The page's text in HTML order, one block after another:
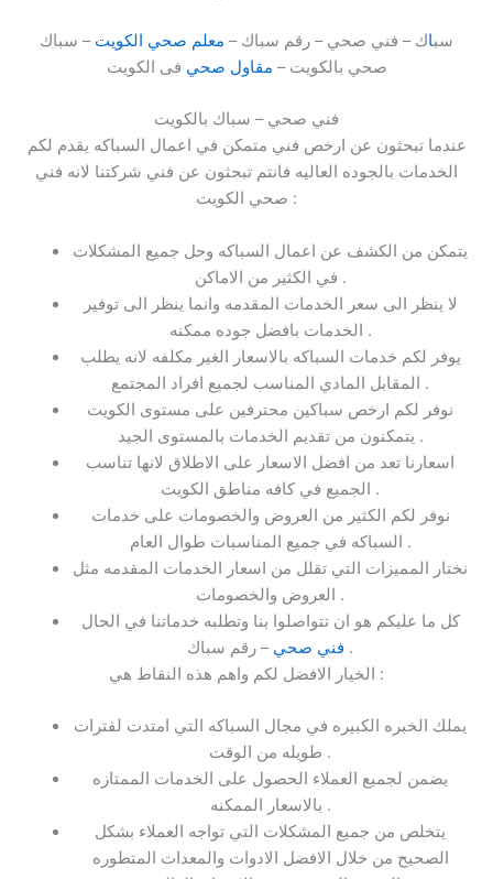
سباك – فني صحي – رقم سباك – معلم صحي الكويت – سباك
صحي بالكويت – مقاول صحي فى الكويت
فني صحي – سباك بالكويت
عندما تبحثون عن ارخص فني متمكن في اعمال السباكه يقدم لكم
الخدمات بالجوده العاليه فانتم تبحثون عن فني شركتنا لانه فني
صحي الكويت :
يتمكن من الكشف عن اعمال السباكه وحل جميع المشكلات
في الكثير من الاماكن .
لا ينظر الى سعر الخدمات المقدمه وانما ينظر الى توفير
الخدمات بافضل جوده ممكنه .
يوفر لكم خدمات السباكه بالاسعار الغير مكلفه لانه يطلب
المقابل المادي المناسب لجميع افراد المجتمع .
نوفر لكم ارخص سباكين محترفين على مستوى الكويت
يتمكنون من تقديم الخدمات بالمستوى الجيد .
اسعارنا تعد من افضل الاسعار على الاطلاق لانها تناسب
الجميع في كافه مناطق الكويت .
نوفر لكم الكثير من العروض والخصومات على خدمات
السباكه في جميع المناسبات طوال العام .
نختار المميزات التي تقلل من اسعار الخدمات المقدمه مثل
العروض والخصومات .
كل ما عليكم هو ان تتواصلوا بنا وتطلبه خدماتنا في الحال
فني صحي – رقم سباك .
الخيار الافضل لكم واهم هذه النقاط هي :
يملك الخبره الكبيره في مجال السباكه التي امتدت لفترات
طويله من الوقت .
يضمن لجميع العملاء الحصول على الخدمات الممتازه
بالاسعار الممكنه .
يتخلص من جميع المشكلات التي تواجه العملاء بشكل
الصحيح من خلال الافضل الادوات والمعدات المتطوره